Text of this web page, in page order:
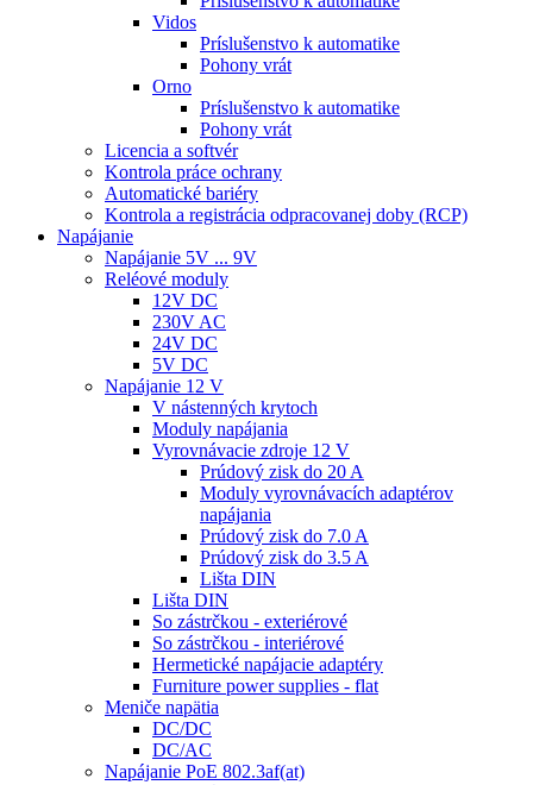
Vidos
Príslušenstvo k automatike
Pohony vrát
Orno
Príslušenstvo k automatike
Pohony vrát
Licencia a softvér
Kontrola práce ochrany
Automatické bariéry
Kontrola a registrácia odpracovanej doby (RCP)
Napájanie
Napájanie 5V ... 9V
Reléové moduly
12V DC
230V AC
24V DC
5V DC
Napájanie 12 V
V nástenných krytoch
Moduly napájania
Vyrovnávacie zdroje 12 V
Prúdový zisk do 20 A
Moduly vyrovnávacích adaptérov
napájania
Prúdový zisk do 7.0 A
Prúdový zisk do 3.5 A
Lišta DIN
Lišta DIN
So zástrčkou - exteriérové
So zástrčkou - interiérové
Hermetické napájacie adaptéry
Furniture power supplies - flat
Meniče napätia
DC/DC
DC/AC
Napájanie PoE 802.3af(at)